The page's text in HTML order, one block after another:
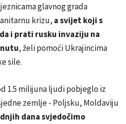
glavnog grada
krizu, a svijet koji s
i prati rusku invaziju na
, želi pomoći Ukrajincima
sile.
1.5 milijuna ljudi pobjeglo iz
zemlje - Poljsku, Moldaviju
dana svjedočimo